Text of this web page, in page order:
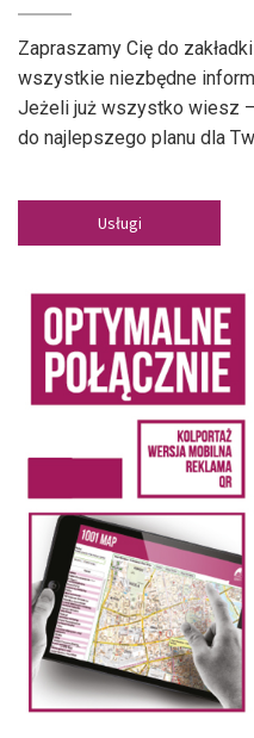
Zapraszamy Cię do
wszystkie niezbędne
Jeżeli już wszystko wiesz
do najlepszego planu dla
Usługi